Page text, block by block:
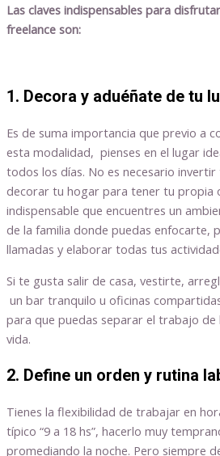
Las claves indispensables para
freelance son:
1. Decora y aduéñate de tu
Es de suma importancia que previo a
esta modalidad, pienses en el lugar
todos los días. No es necesario
decorar tu hogar para tener tu propia
indispensable que encuentres un
de la familia donde puedas enfocarte,
llamadas y elaborar todas tus
Si te gusta salir de casa, vestirte,
un bar tranquilo u oficinas
para que puedas separar el trabajo de
vida.
2. Define un orden y rutina
Tienes la flexibilidad de trabajar en
típico “9 a 18 hs”, hacerlo muy
promediando la noche. Pero siempre